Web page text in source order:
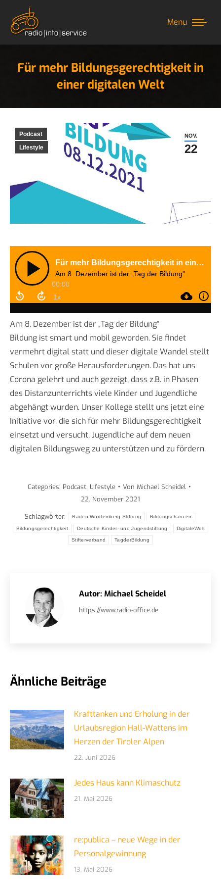
Menu
Für mehr Bildungsgerechtigkeit in
einer digitalen Welt
NOV.
22
Podcast
Lifestyle
Am 8. Dezember ist der „Tag der Bildung“
Bildung ist smart und mobil geworden. Sie findet
vermehrt digital statt und dieser digitale Wandel stellt
Schulen vor große Herausforderungen. Das hat uns
Corona gelehrt und auch gezeigt, dass z.B. in Phasen
des Distanzunterrichts viele Kinder und Jugendliche
abgehängt wurden. Unser Kollege stellt uns jetzt eine
Initiative vor, die sich für mehr Bildungsgerechtigkeit
einsetzt und versucht, Jugendliche auf dem neuen
digitalen Bildungsweg zu unterstützen und zu fördern.
Categories: Podcast, Lifestyle Von Michael Scheidel
22. November 2021
Schlagwörter: Baden-Württemberg-Stiftung Bildungschancen
Bildungsgerechtigkeit Deutsche Kinder- und Jugendstiftung DigitaleWelt
Stifterverband TagderBildung
Autor: Michael Scheidel
https://www.radio-office.de
Ähnliche Beiträge
Krafttanken und Erholung in der
Urlaubsregion Hall-Wattens im
Herzen der Tiroler Alpen
22. Juni 2026
Jedes Haus kann Klimaschutz
21. Mai 2026
re:publica – neue Wege in der
Personalgewinnung
13. Mai 2026